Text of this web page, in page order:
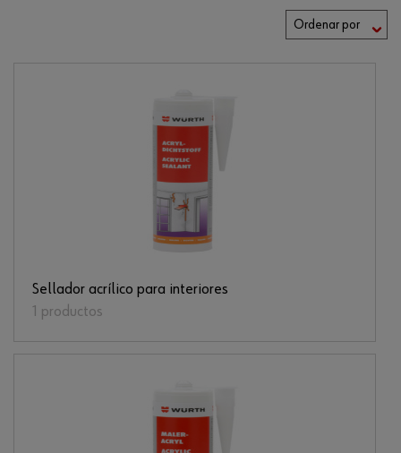
Sellador acrílico para interiores
1 productos